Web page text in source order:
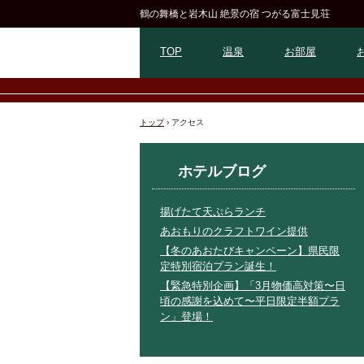
鶴の舞橋と岩木山 絶景の宿 つがる富士見荘
TOP 温泉 お部屋
トップ › アクセス
ホテルブログ
揚げたて天ぷらランチ
あおもりのクラフトワイン提供
【冬のあおたびキャンペーン】県民限
定特別宿泊プラン誕生！
【緊急特別企画】「3月物価高対策〜日
頃の感謝を込めて〜平日限定半額プラ
ン」登場！